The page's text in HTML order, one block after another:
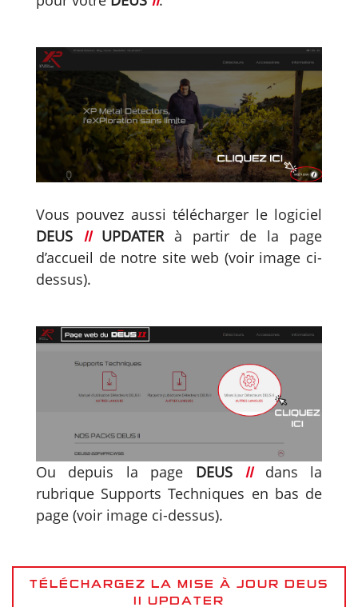
Vous pouvez aussi télécharger le logiciel
DEUS II UPDATERà partir de la page
d’accueil de notre site web (voir image ci-
dessus).
Ou depuis la page DEUS II
dans la
rubrique Supports Techniques en bas de
page (voir image ci-dessus).
TÉLÉCHARGEZ LA MISE À JOUR DEUS
II UPDATER